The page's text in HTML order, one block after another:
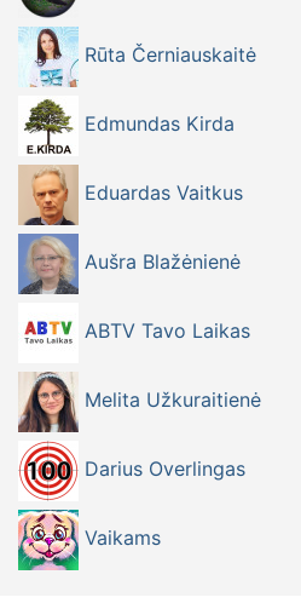
Rūta Černiauskaitė
Edmundas Kirda
Eduardas Vaitkus
Aušra Blažėnienė
ABTV Tavo Laikas
Melita Užkuraitienė
Darius Overlingas
Vaikams